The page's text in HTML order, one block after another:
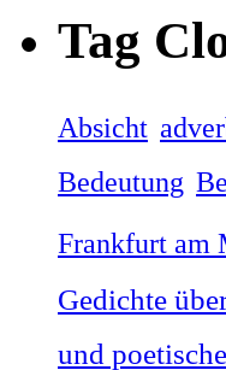
Tag
Absicht
Bedeutung
Frankfurt am
Gedichte
und